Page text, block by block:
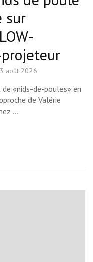
sur
projeteur
3 août 2026
«nids-de-poules» en
de Valérie
…